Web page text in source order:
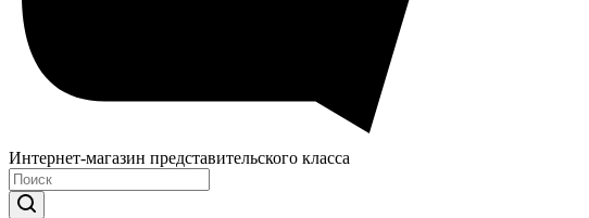
Интернет-магазин представительского класса